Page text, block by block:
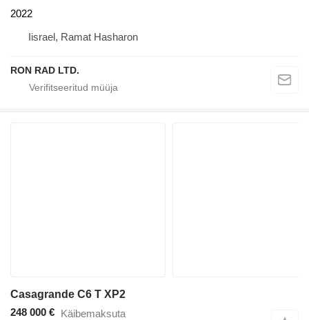
2022
Iisrael, Ramat Hasharon
RON RAD LTD.
Casagrande C6 T XP2
248 000 € Käibemaksuta